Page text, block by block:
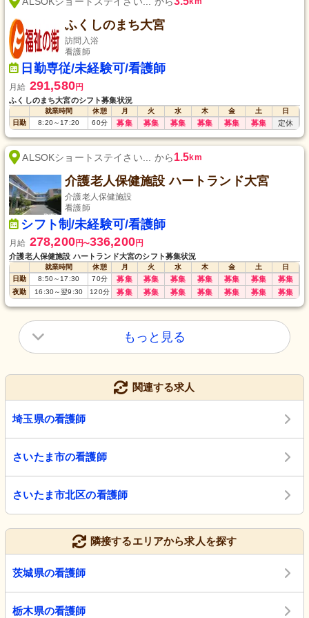
ふくしのまち大宮
訪問入浴
看護師
日勤専従/未経験可/看護師
月給 291,580円
ふくしのまち大宮のシフト募集状況
就業時間 休憩 月 火 水 木 金 土
日
日勤
8:20～17:20 60分 募集 募集 募集 募集 募集 募集 定休
ALSOKショートステイさい... から1.5km
介護老人保健施設 ハートランド大宮
介護老人保健施設
看護師
シフト制/未経験可/看護師
月給 278,200円〜336,200円
介護老人保健施設 ハートランド大宮のシフト募集状況
就業時間 休憩 月 火 水 木 金 土
日
日勤
8:50～17:30 70分 募集 募集 募集 募集 募集 募集 募集
夜勤 16:30～翌9:30 120分 募集 募集 募集 募集 募集 募集 募集
もっと見る
関連する求人
埼玉県の看護師
さいたま市の看護師
さいたま市北区の看護師
隣接するエリアから求人を探す
茨城県の看護師
栃木県の看護師